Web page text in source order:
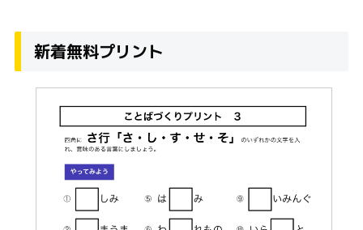
新着無料プリント